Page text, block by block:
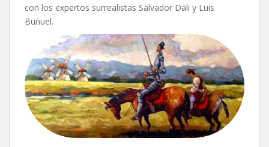
con los expertos surrealistas Salvador Dali y Luis
Buñuel.